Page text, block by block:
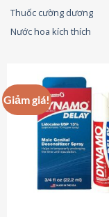
Thuốc cường dương
Nước hoa kích thích
Giảm giá!